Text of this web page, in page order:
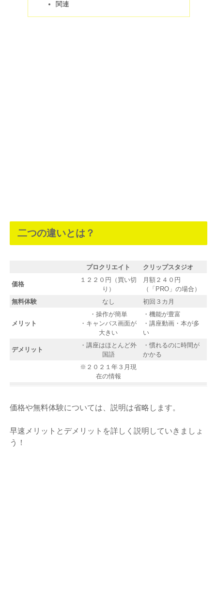
関連
二つの違いとは？
プロクリエイト クリップスタジオ
価格
１２２０円（買い切
り）
月額２４０円
（「PRO」の場合）
無料体験
なし 初回３カ月
メリット
・操作が簡単
・キャンバス画面が
大きい
・機能が豊富
・講座動画・本が多
い
デメリット
・講座はほとんど外
国語
・慣れるのに時間が
かかる
※２０２１年３月現
在の情報
価格や無料体験については、説明は省略します。
早速メリットとデメリットを詳しく説明していきましょ
う！